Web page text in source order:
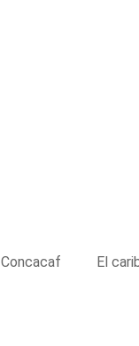
Concacaf El